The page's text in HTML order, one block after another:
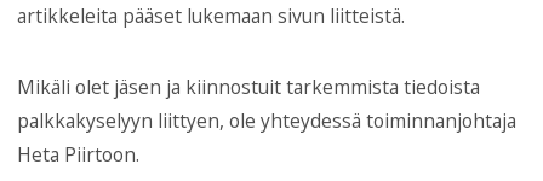
artikkeleita pääset lukemaan sivun liitteistä.
Mikäli olet jäsen ja kiinnostuit tarkemmista tiedoista
palkkakyselyyn liittyen, ole yhteydessä toiminnanjohtaja
Heta Piirtoon.